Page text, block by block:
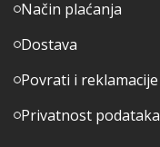
Način plaćanja
Dostava
Povrati i reklamacije
Privatnost podataka